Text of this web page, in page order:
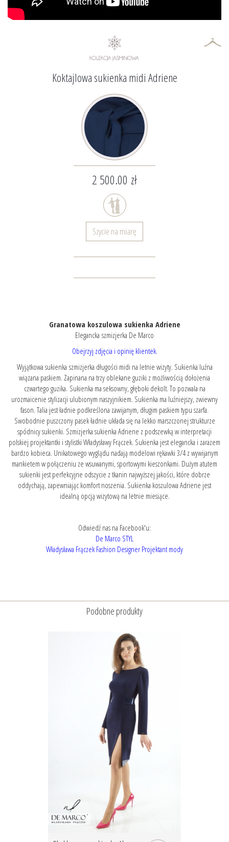
Koktajlowa sukienka midi Adriene
2 500.00 zł
Szycie na miarę
Granatowa koszulowa sukienka Adriene
Elegancka szmizjerka De Marco
Obejrzyj zdjęcia i opinię klientek.
Wyjątkowa sukienka szmizjerka długości midi na letnie wizyty. Sukienka luźna
wiązana paskiem. Zapinana na trzy oblekane guziki z możliwością dołożenia
czwartego guzika. Sukienka ma seksowny, głęboki dekolt. To pozwala na
urozmaicenie stylizacji ulubionym naszyjnikiem. Sukienka ma luźniejszy, zwiewny
fason. Talia jest ładnie podkreślona zawijanym, długim paskiem typu szarfa.
Swobodnie puszczony pasek ładnie układa się na lekko marszczonej strukturze
spódnicy sukienki. Szmizjerka sukienka Adriene z podszewką w interpretacji
polskiej projektantki i stylistki Władysławy Frączek. Sukienka jest elegancka i zarazem
bardzo kobieca. Unikatowego wyglądu nadają modelowi rękawki 3/4 z wywijanym
mankietem w połączeniu ze wsuwanymi, sportowymi kieszonkami. Dużym atutem
sukienki jest perfekcyjne odszycie z tkanin najwyższej jakości, które dobrze
oddychają, zapewniając komfort noszenia. Sukienka koszulowa Adriene jest
idealną opcją wizytową na letnie miesiące.
Odwiedź nas na Facebook'u:
De Marco STYL
Władysława Frączek Fashion Designer Projektant mody
Podobne produkty